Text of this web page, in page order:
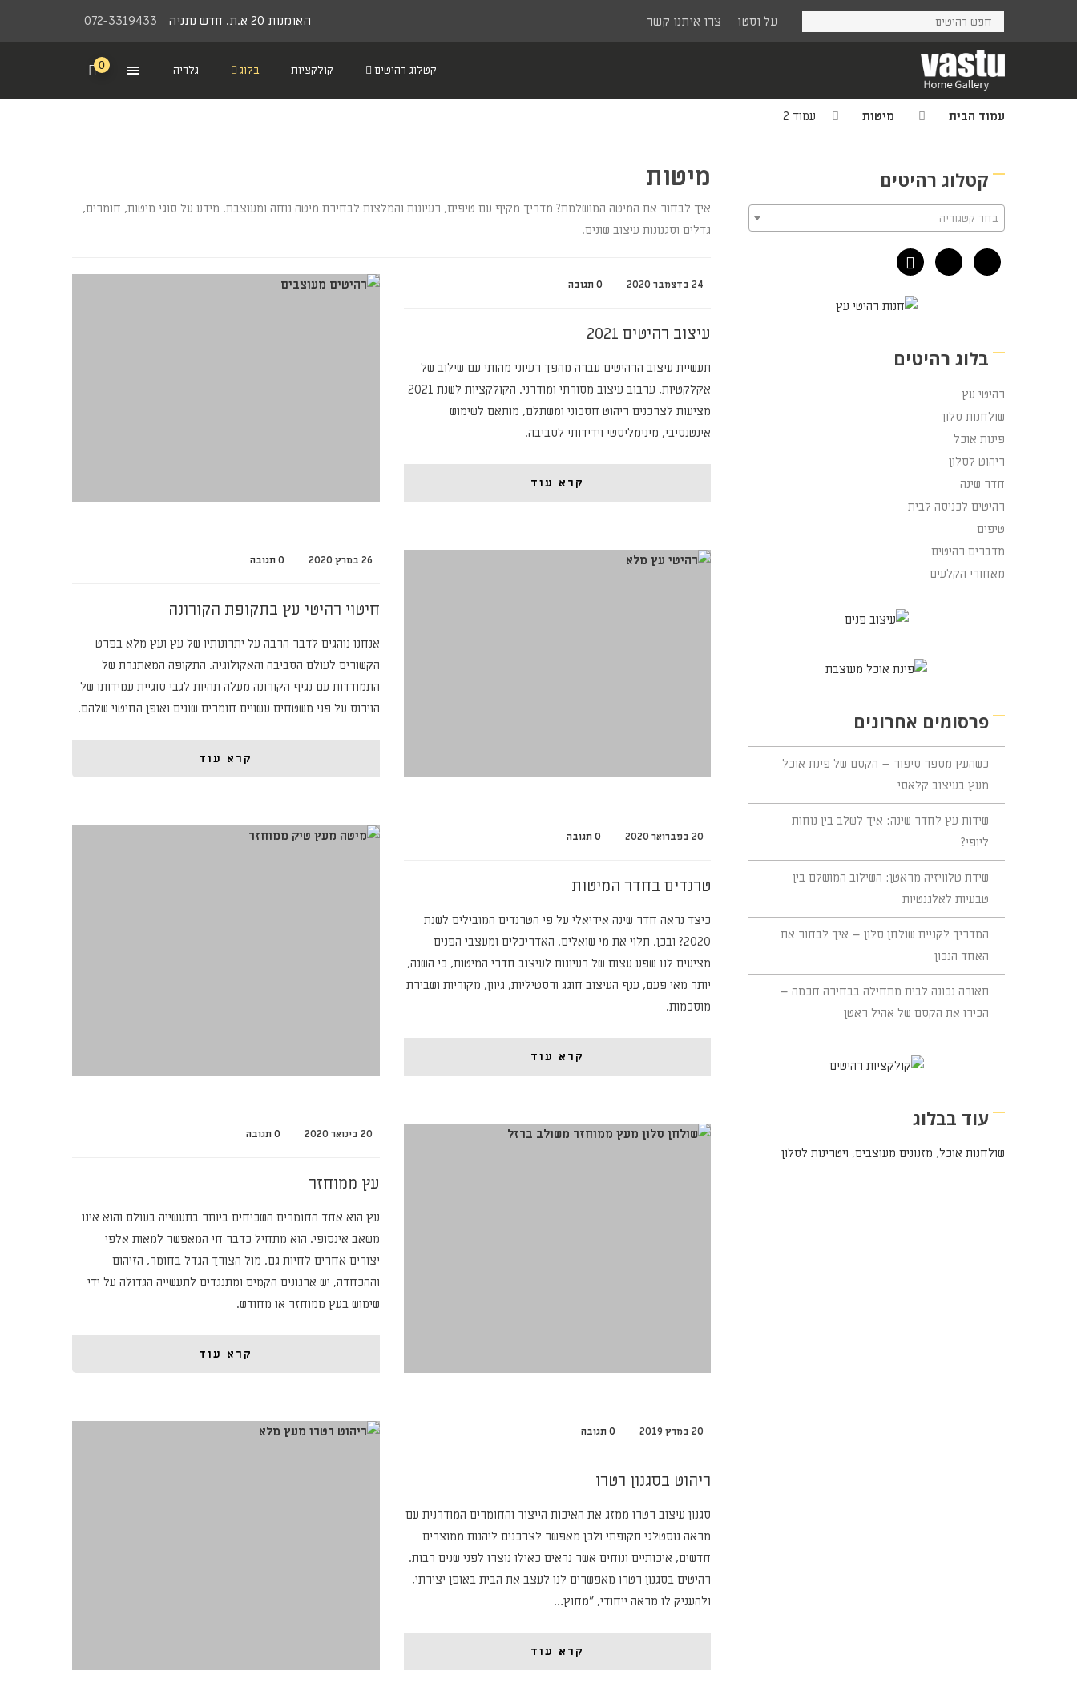
072-3319433 האומנות 20 א.ת. חדש נתניה על וסטו צרו איתנו קשר
קטלוג רהיטים קולקציות בלוג גלריה 0
עמוד הבית מיטות עמוד 2
מיטות
איך לבחור את המיטה המושלמת? מדריך מקיף עם טיפים, רעיונות והמלצות לבחירת מיטה נוחה ומעוצבת. מידע על סוגי מיטות, חומרים,
גדלים וסגנונות עיצוב שונים.
24 בדצמבר 2020
עיצוב רהיטים 2021
תעשיית עיצוב הרהיטים עברה מהפך רעיוני מהותי עם שילוב של
אקלקטיות, ערבוב עיצוב מסורתי ומודרני. הקולקציות לשנת 2021
מציעות לצרכנים ריהוט חסכוני ומשתלם, מותאם לשימוש
אינטנסיבי, מינימליסטי וידידותי לסביבה.
קרא עוד
26 במרץ 2020
חיטוי רהיטי עץ בתקופת הקורונה
אנחנו נוהגים לדבר הרבה על יתרונותיו של עץ ועץ מלא בפרט
הקשורים לעולם הסביבה והאקולוגיה. התקופה המאתגרת של
התמודדות עם נגיף הקורונה מעלה תהיות לגבי סוגיית עמידותו של
הוירוס על פני משטחים עשויים חומרים שונים ואופן החיטוי שלהם.
קרא עוד
20 בפברואר 2020
טרנדים בחדר המיטות
כיצד נראה חדר שינה אידיאלי על פי הטרנדים המובילים לשנת
2020? ובכן, תלוי את מי שואלים. האדריכלים ומעצבי הפנים
מציעים לנו שפע עצום של רעיונות לעיצוב חדרי המיטות, כי השנה,
יותר מאי פעם, ענף העיצוב חוגג ורסטיליות, גיוון, מקוריות ושבירת
מוסכמות.
קרא עוד
20 בינואר 2020
עץ ממוחזר
עץ הוא אחד החומרים השכיחים ביותר בתעשייה בעולם והוא אינו
משאב אינסופי. הוא מתחיל כדבר חי המאפשר למאות אלפי
יצורים אחרים לחיות גם. מול הצורך הגדל בחומר, הזיהום
וההכחדה, יש ארגונים הקמים ומתנגדים לתעשייה הגדולה על ידי
שימוש בעץ ממוחזר או מחודש.
קרא עוד
20 במרץ 2019
ריהוט בסגנון רטרו
סגנון עיצוב רטרו ממזג את האיכות הייצור והחומרים המודרנית עם
מראה נוסטלגי תקופתי ולכן מאפשר לצרכנים ליהנות ממוצרים
חדשים, איכותיים ונוחים אשר נראים כאילו נוצרו לפני שנים רבות.
רהיטים בסגנון רטרו מאפשרים לנו לעצב את הבית באופן יצירתי,
ולהעניק לו מראה ייחודי, "מחוץ…
קרא עוד
קטלוג רהיטים
בחר קטגוריה
בלוג רהיטים
רהיטי עץ
שולחנות סלון
פינות אוכל
ריהוט לסלון
חדר שינה
רהיטים לכניסה לבית
טיפים
מדברים רהיטים
מאחורי הקלעים
פרסומים אחרונים
כשהעץ מספר סיפור – הקסם של פינת אוכל
מעץ בעיצוב קלאסי
שידות עץ לחדר שינה: איך לשלב בין נוחות
ליופי?
שידת טלוויזיה מראטן: השילוב המושלם בין
טבעיות לאלגנטיות
המדריך לקניית שולחן סלון – איך לבחור את
האחד הנכון
תאורה נכונה לבית מתחילה בבחירה חכמה –
הכירו את הקסם של אהיל ראטן
עוד בבלוג
שולחנות אוכל, מזנונים מעוצבים, ויטרינות לסלון